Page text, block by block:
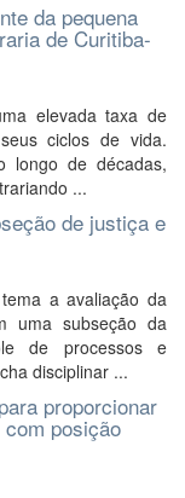
da pequena
de Curitiba-
elevada taxa de
ciclos de vida.
longo de décadas,
...
de justiça e
a avaliação da
uma subseção da
de processos e
disciplinar ...
proporcionar
posição